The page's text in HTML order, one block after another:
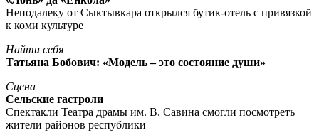
Неподалеку от Сыктывкара открылся бутик-отель с привязкой
к коми культуре
Найти себя
Татьяна Бобович: «Модель – это состояние души»
Сцена
Сельские гастроли
Спектакли Театра драмы им. В. Савина смогли посмотреть
жители районов республики